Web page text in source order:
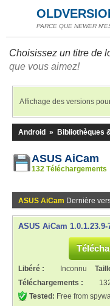
PARCE QUE NEWER
Choisissez un titre de
que vous aimez!
Affichage des versions
Android » Bibliothèques
ASUS AiCam
132 Téléchargements
ASUS AiCam Dernière
ASUS AiCam
Libéré : Inconnu
Téléchargements :
Tested: Free from